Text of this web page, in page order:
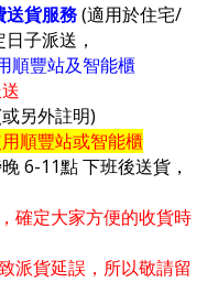
送貨服務(適用於住宅/
子派送，
順豐站及智能櫃
另外註明)
順豐站或智能櫃
6-11點 下班後送貨，
確定大家方便的收貨時
派貨延誤，所以敬請留